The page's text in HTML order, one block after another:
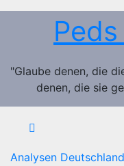
Zum
"Glaube denen, die
denen, die sie
Analysen Deutschland